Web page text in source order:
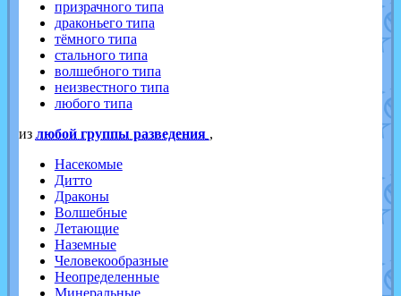
призрачного типа
драконьего типа
тёмного типа
стального типа
волшебного типа
неизвестного типа
любого типа
из любой группы разведения ,
Насекомые
Дитто
Драконы
Волшебные
Летающие
Наземные
Человекообразные
Неопределенные